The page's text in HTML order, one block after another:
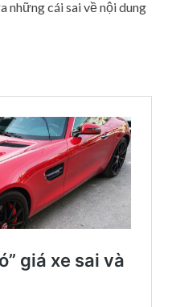
những cái sai về nội dung